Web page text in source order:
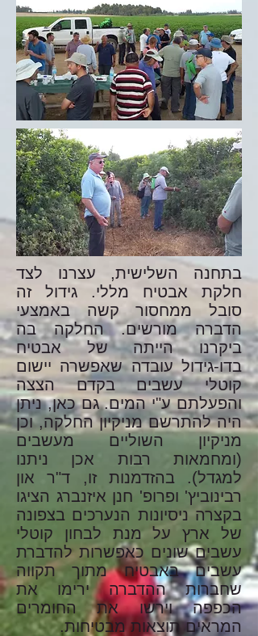
בתחנה השלישית, עצרנו לצד
חלקת אבטיח מללי. גידול זה
סובל ממחסור קשה באמצעי
הדברה מורשים. החלקה בה
ביקרנו הייתה של אבטיח
בדו-גידול עובדה שאפשרה יישום
קוטלי עשבים בקדם הצצה
והפעלתם ע"י המים. גם כאן, ניתן
היה להתרשם מניקיון החלקה, וכן
מניקיון השוליים מעשבים
(ומחמאות רבות אכן ניתנו
למגדל). בהזדמנות זו, ד"ר און
רבינוביץ' ופרופ' חנן איזנברג הציגו
בקצרה ניסיונות הנערכים בצפונה
של ארץ על מנת לבחון קוטלי
עשבים שונים כאפשרות להדברת
עשבים באבטיח מתוך תקווה
שחברות ההדברה ירימו את
הכפפה וירשו את החומרים
המראים תוצאות מבטיחות.